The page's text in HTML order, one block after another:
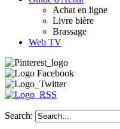
Achat en ligne
Livre bière
Brassage
Web TV
Search: